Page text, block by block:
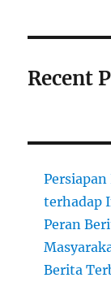
Recent
terhadap
Peran
Berita